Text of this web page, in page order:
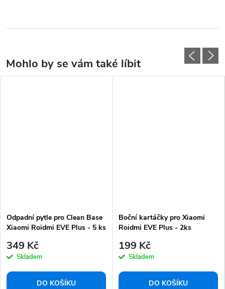
Odpadní pytle pro Clean Base
Xiaomi Roidmi EVE Plus - 5 ks
349 Kč
Skladem
DO KOŠÍKU
Boční kartáčky pro Xiaomi
Roidmi EVE Plus - 2ks
199 Kč
Skladem
DO KOŠÍKU